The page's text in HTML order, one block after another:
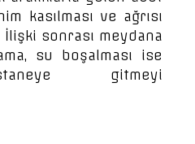
kasılması ve ağrısı
sonrası meydana
su boşalması ise
gitmeyi